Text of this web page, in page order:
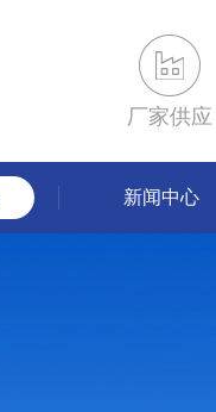
厂家供应
新闻中心